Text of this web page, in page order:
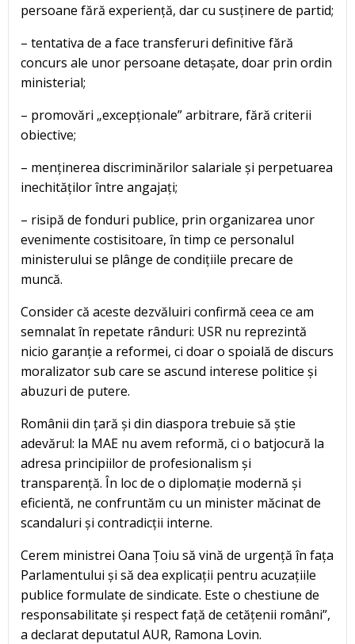
persoane fără experiență, dar cu susținere de partid;
– tentativa de a face transferuri definitive fără
concurs ale unor persoane detașate, doar prin ordin
ministerial;
– promovări „excepționale” arbitrare, fără criterii
obiective;
– menținerea discriminărilor salariale și perpetuarea
inechităților între angajați;
– risipă de fonduri publice, prin organizarea unor
evenimente costisitoare, în timp ce personalul
ministerului se plânge de condițiile precare de
muncă.
Consider că aceste dezvăluiri confirmă ceea ce am
semnalat în repetate rânduri: USR nu reprezintă
nicio garanție a reformei, ci doar o spoială de discurs
moralizator sub care se ascund interese politice și
abuzuri de putere.
Românii din țară și din diaspora trebuie să știe
adevărul: la MAE nu avem reformă, ci o batjocură la
adresa principiilor de profesionalism și
transparență. În loc de o diplomație modernă și
eficientă, ne confruntăm cu un minister măcinat de
scandaluri și contradicții interne.
Cerem ministrei Oana Țoiu să vină de urgență în fața
Parlamentului și să dea explicații pentru acuzațiile
publice formulate de sindicate. Este o chestiune de
responsabilitate și respect față de cetățenii români”,
a declarat deputatul AUR, Ramona Lovin.